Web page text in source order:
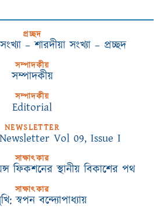
প্রচ্ছদ
– শারদীয়া সংখ্যা – প্রচ্ছদ
সম্পাদকীয়
সম্পাদকীয়
সম্পাদকীয়
Editorial
NEWSLETTER
Vol 09, Issue I
সাক্ষাৎকার
ফিকশনের স্থানীয় বিকাশের পথ
সাক্ষাৎকার
স্বপন বন্দ্যোপাধ্যায়